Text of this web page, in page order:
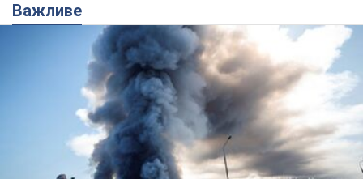
Важливе